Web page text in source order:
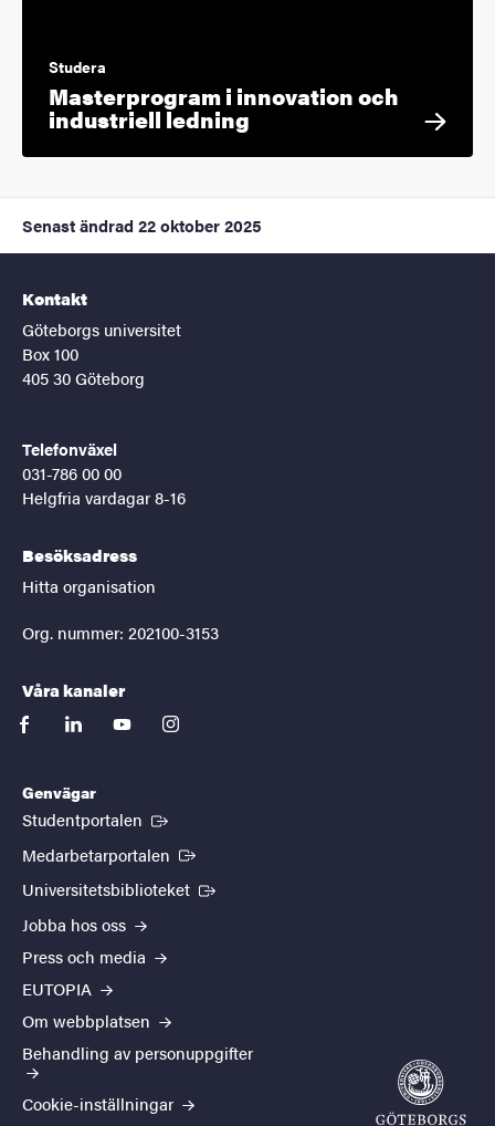
Studera
Masterprogram i innovation och
industriell ledning
Senast ändrad 22 oktober 2025
Kontakt
Göteborgs universitet
Box 100
405 30 Göteborg
Telefonväxel
031-786 00 00
Helgfria vardagar 8-16
Besöksadress
Hitta organisation
Org. nummer: 202100-3153
Våra kanaler
facebooklinkedinyoutubeinstagram
Genvägar
Studentportalen (Extern länk)
Medarbetarportalen (Extern länk)
Universitetsbiblioteket (Extern länk)
Jobba hos oss
Press och media
EUTOPIA
Om webbplatsen
Behandling av personuppgifter
Cookie-inställningar